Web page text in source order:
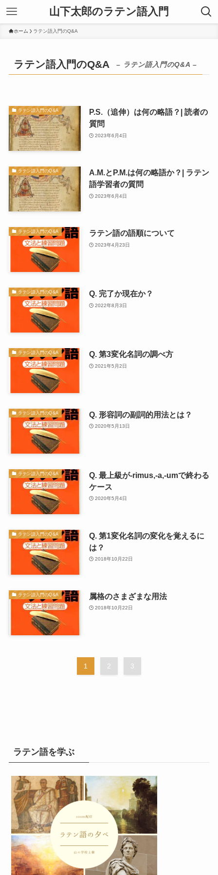
山下太郎のラテン語入門
ホーム ラテン語入門のQ&A
ラテン語入門のQ&A – ラテン語入門のQ&A –
ラテン語入門のQ&A
P.S.（追伸）は何の略語？| 読者の
質問
2023年6月4日
ラテン語入門のQ&A
A.M.とP.M.は何の略語か？| ラテン
語学習者の質問
2023年6月4日
ラテン語入門のQ&A ラテン語の語順について
2023年4月23日
ラテン語入門のQ&A Q. 完了か現在か？
2022年8月3日
ラテン語入門のQ&A Q. 第3変化名詞の調べ方
2021年5月2日
ラテン語入門のQ&A Q. 形容詞の副詞的用法とは？
2020年5月13日
ラテン語入門のQ&A
Q. 最上級が-rimus,-a,-umで終わる
ケース
2020年5月4日
ラテン語入門のQ&A
Q. 第1変化名詞の変化を覚えるに
は？
2018年10月22日
ラテン語入門のQ&A 属格のさまざまな用法
2018年10月22日
1 2 3
ラテン語を学ぶ